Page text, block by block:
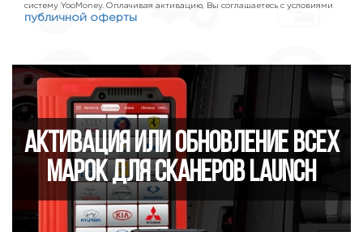
систему YooMoney. Оплачивая активацию, Вы соглашаетесь с условиями
публичной оферты
Активация или обновление всех
марок для сканеров Launch